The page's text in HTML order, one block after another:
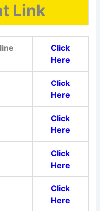
Link
Click
Here
Click
Here
Click
Here
Click
Here
Click
Here